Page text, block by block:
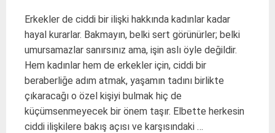
Erkekler de ciddi bir ilişki hakkında kadınlar kadar
hayal kurarlar. Bakmayın, belki sert görünürler; belki
umursamazlar sanırsınız ama, işin aslı öyle değildir.
Hem kadınlar hem de erkekler için, ciddi bir
beraberliğe adım atmak, yaşamın tadını birlikte
çıkaracağı o özel kişiyi bulmak hiç de
küçümsenmeyecek bir önem taşır. Elbette herkesin
ciddi ilişkilere bakış açısı ve karşısındaki …